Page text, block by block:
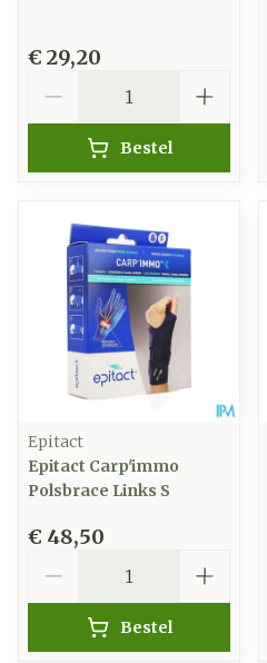
€ 29,20
Bestel
Epitact
Epitact Carp'immo
Polsbrace Links S
€ 48,50
Bestel